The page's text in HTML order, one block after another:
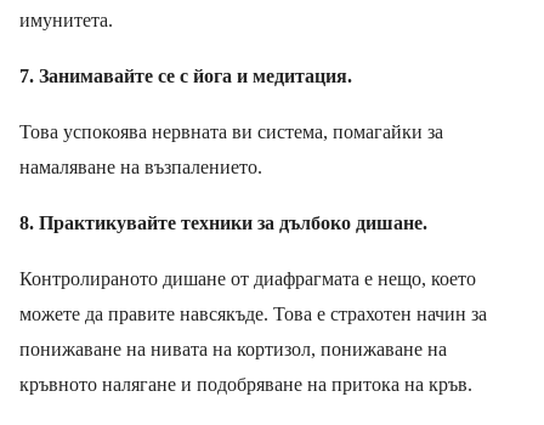
имунитета.
7. Занимавайте се с йога и медитация.
Това успокоява нервната ви система, помагайки за
намаляване на възпалението.
8. Практикувайте техники за дълбоко дишане.
Контролираното дишане от диафрагмата е нещо, което
можете да правите навсякъде. Това е страхотен начин за
понижаване на нивата на кортизол, понижаване на
кръвното налягане и подобряване на притока на кръв.